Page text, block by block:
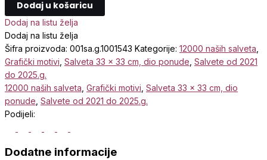
Dodaj u košaricu
Dodaj na listu želja
Dodaj na listu želja
Šifra proizvoda: 001sa.g.1001543 Kategorije: 12000 naših salveta
Grafički motivi Salveta 33 x 33 cm, dio ponude Salvete od 2021
do 2025.g.
12000 naših salveta Grafički motivi Salveta 33 x 33 cm, dio
ponude Salvete od 2021 do 2025.g.
Podijeli:
Dodatne informacije